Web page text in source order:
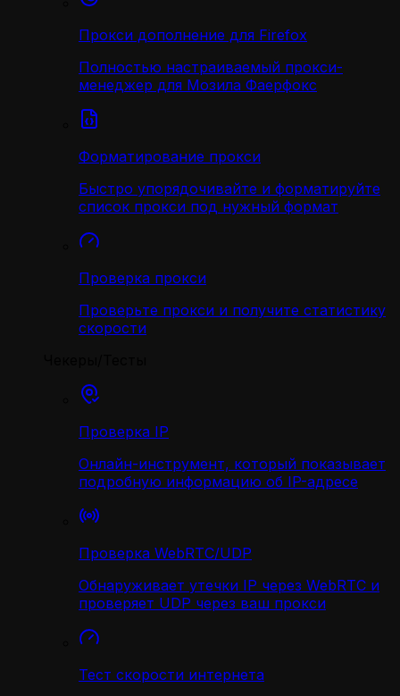
Прокси дополнение для Firefox
Полностью настраиваемый прокси-
менеджер для Мозила Фаерфокс
Форматирование прокси
Быстро упорядочивайте и форматируйте
список прокси под нужный формат
Проверка прокси
Проверьте прокси и получите статистику
скорости
Проверка IP
Онлайн-инструмент, который показывает
подробную информацию об IP-адресе
Проверка WebRTC/UDP
Обнаруживает утечки IP через WebRTC и
проверяет UDP через ваш прокси
Тест скорости интернета